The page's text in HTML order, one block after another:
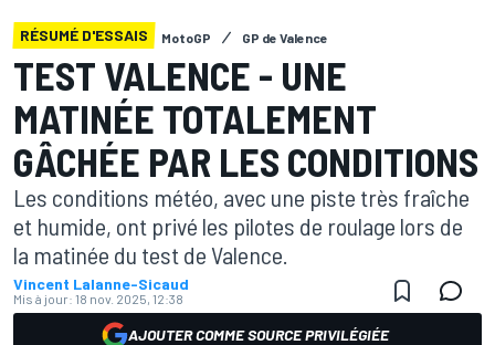
RÉSUMÉ D'ESSAIS MotoGP GP de Valence
TEST VALENCE - UNE
MATINÉE TOTALEMENT
GÂCHÉE PAR LES CONDITIONS
Les conditions météo, avec une piste très fraîche
et humide, ont privé les pilotes de roulage lors de
la matinée du test de Valence.
Vincent Lalanne-Sicaud
Mis à jour: 18 nov. 2025, 12:38
AJOUTER COMME SOURCE PRIVILÉGIÉE